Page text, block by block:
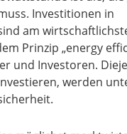
Investitionen in
am
Prinzip „energy
und Investoren.
werden